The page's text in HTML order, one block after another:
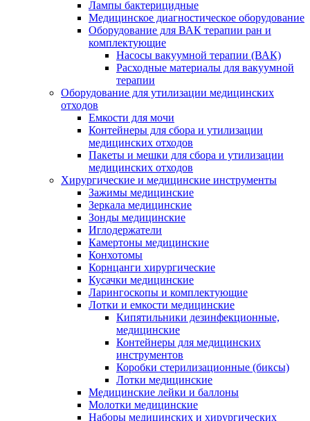
Лампы бактерицидные
Медицинское диагностическое оборудование
Оборудование для ВАК терапии ран и
комплектующие
Насосы вакуумной терапии (ВАК)
Расходные материалы для вакуумной
терапии
Оборудование для утилизации медицинских
отходов
Емкости для мочи
Контейнеры для сбора и утилизации
медицинских отходов
Пакеты и мешки для сбора и утилизации
медицинских отходов
Хирургические и медицинские инструменты
Зажимы медицинские
Зеркала медицинские
Зонды медицинские
Иглодержатели
Камертоны медицинские
Конхотомы
Корнцанги хирургические
Кусачки медицинские
Ларингоскопы и комплектующие
Лотки и емкости медицинские
Кипятильники дезинфекционные,
медицинские
Контейнеры для медицинских
инструментов
Коробки стерилизационные (биксы)
Лотки медицинские
Медицинские лейки и баллоны
Молотки медицинские
Наборы медицинских и хирургических